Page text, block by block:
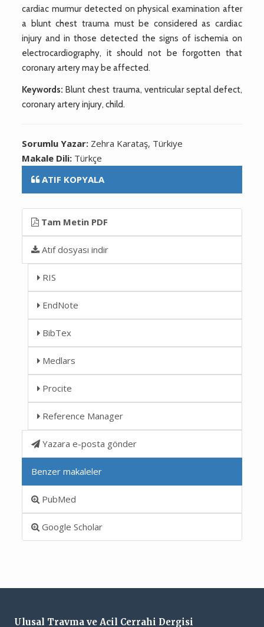
cardiac murmur detected on physical examination after
a blunt chest trauma must be considered as cardiac
injury and in those detected the signs of ischemia on
electrocardiography, it should not be forgotten that
coronary artery may be affected.
Keywords: Blunt chest trauma, ventricular septal defect,
coronary artery injury, child.
Sorumlu Yazar: Zehra Karataş, Türkiye
Makale Dili: Türkçe
ATIF KOPYALA
Tam Metin PDF
Atıf dosyası indir
RIS
EndNote
BibTex
Medlars
Procite
Reference Manager
Yazara e-posta gönder
Benzer makaleler
PubMed
Google Scholar
Ulusal Travma ve Acil Cerrahi Dergisi